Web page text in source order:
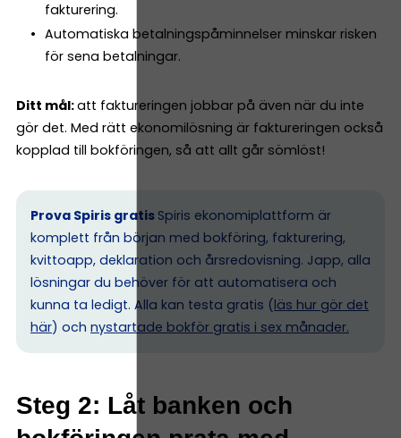
fakturering.
Automatiska betalningspåminnelser minskar risken
för sena betalningar.
Ditt mål:att faktureringen jobbar på även när du inte
gör det. Med rätt ekonomilösning är faktureringen också
kopplad till bokföringen, så att allt går sömlöst!
Prova Spiris gratis Spiris ekonomiplattform är
komplett från början med bokföring, fakturering,
kvittoapp, deklaration och årsredovisning. Japp, alla
lösningar du behöver för att automatisera och
kunna ta ledigt. Alla kan testa gratis (läs hur gör det
här) och nystartade bokför gratis i sex månader.
Steg 2: Låt banken och